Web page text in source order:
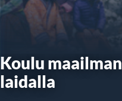
Koulu maailman
laidalla